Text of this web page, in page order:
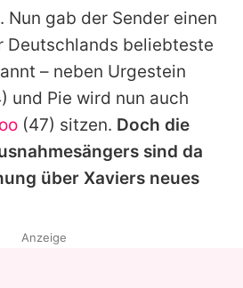
verwalten
Nun gab der Sender einen
Deutschlands beliebteste
– neben Urgestein
und Pie wird nun auch
(47) sitzen. Doch die
sind da
über Xaviers neues
Anzeige